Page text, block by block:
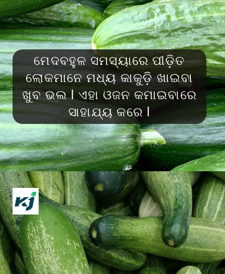
ମେଦବହୁଳ ସମସ୍ୟାରେ ପୀଡ଼ିତ
ଲୋକମାନେ ମଧ୍ୟ କାକୁଡ଼ି ଖାଇବା
ଖୁବ ଭଲ l ଏହା ଓଜନ କମାଇବାରେ
ସାହାଯ୍ୟ କରେ l